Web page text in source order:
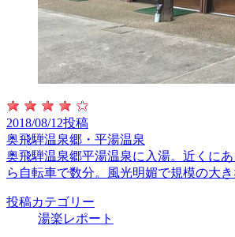
2018/08/12投稿
奥飛騨温泉郷・平湯温泉
奥飛騨温泉郷平湯温泉に入湯。近くに
ら自転車で数分。風光明媚で規模の大
投稿カテゴリー
湯楽レポート